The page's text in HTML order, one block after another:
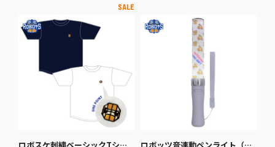
ロボスケ刺繍ベーシックTシャツ ロボッツ音連動ペンライト（みとちゃんコラボ）